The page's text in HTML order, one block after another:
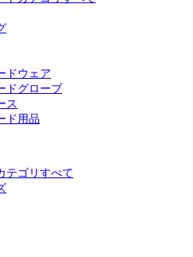
ドウェア
ドグローブ
ス
ド用品
テゴリすべて